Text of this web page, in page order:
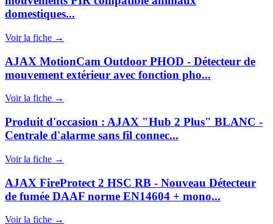
domestiques...
Voir la fiche →
AJAX MotionCam Outdoor PHOD - Détecteur de
mouvement extérieur avec fonction pho...
Voir la fiche →
Produit d'occasion : AJAX "Hub 2 Plus" BLANC -
Centrale d'alarme sans fil connec...
Voir la fiche →
AJAX FireProtect 2 HSC RB - Nouveau Détecteur
de fumée DAAF norme EN14604 + mono...
Voir la fiche →